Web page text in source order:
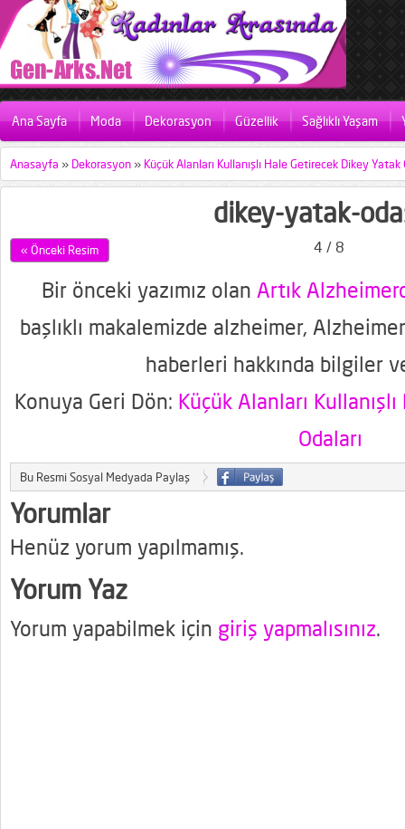
Ana Sayfa Moda Dekorasyon Güzellik Sağlıklı Yaşam
Anasayfa » Dekorasyon » Küçük Alanları Kullanışlı Hale Getirecek Dikey Yatak
dikey-yatak-
« Önceki Resim 4 / 8
Bir önceki yazımız olan Artık
başlıklı makalemizde alzheimer,
haberleri hakkında bilgiler
Konuya Geri Dön: Küçük Alanları
Odaları
Bu Resmi Sosyal Medyada Paylaş
Yorumlar
Henüz yorum yapılmamış.
Yorum Yaz
Yorum yapabilmek için giriş yapmalısınız.